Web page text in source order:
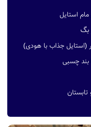
استایل
بگ
(استایل جذاب با هودی)
بند چسبی